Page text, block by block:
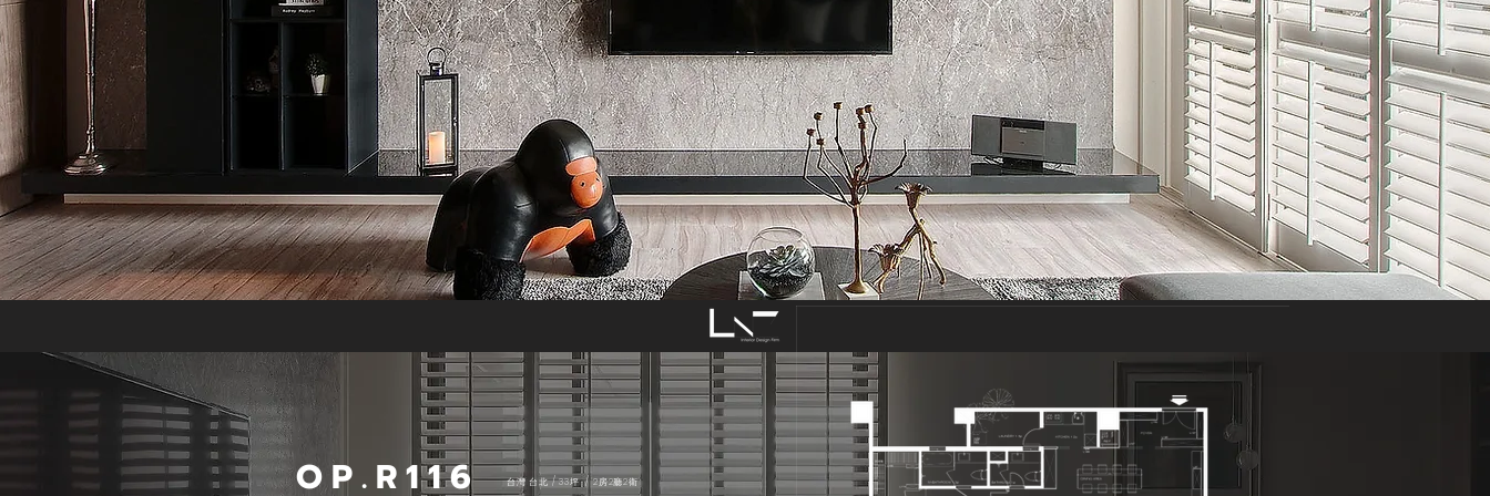
OP.R116 台灣 台北 / 33坪 / 2房2廳2衛